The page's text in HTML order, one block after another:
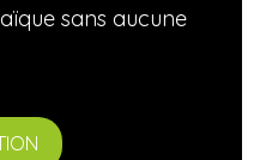
sans aucune